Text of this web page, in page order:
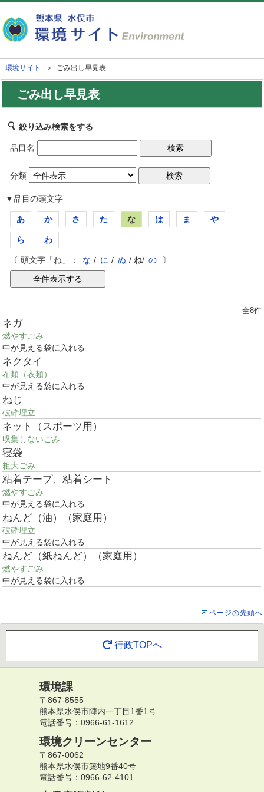
環境サイト ＞ ごみ出し早見表
ごみ出し早見表
絞り込み検索をする
品目名
分類
▼品目の頭文字
あ か さ た な は ま や
ら わ
〔 頭文字「ね」： な / に / ぬ / ね/ の 〕
全8件
ネガ
燃やすごみ
中が見える袋に入れる
ネクタイ
布類（衣類）
中が見える袋に入れる
ねじ
破砕埋立
ネット（スポーツ用）
収集しないごみ
寝袋
粗大ごみ
粘着テープ、粘着シート
燃やすごみ
中が見える袋に入れる
ねんど（油）（家庭用）
破砕埋立
中が見える袋に入れる
ねんど（紙ねんど）（家庭用）
燃やすごみ
中が見える袋に入れる
ページの先頭へ
行政TOPへ
環境課
〒867-8555
熊本県水俣市陣内一丁目1番1号
電話番号：0966-61-1612
環境クリーンセンター
〒867-0062
熊本県水俣市築地9番40号
電話番号：0966-62-4101